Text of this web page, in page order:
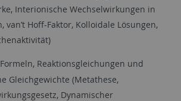
Interionische Wechselwirkungen in
van’t Hoff-Faktor, Kolloidale Lösungen,
Reaktionsgleichungen und
Gleichgewichte (Metathese,
Dynamischer